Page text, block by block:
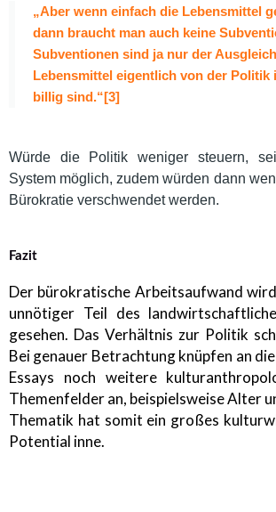
„Aber wenn einfach die Lebensmittel
dann braucht man auch keine
Subventionen sind ja nur der
Lebensmittel eigentlich von der Politik
billig sind.“[3]
Würde die Politik weniger steuern,
System möglich, zudem würden dann
Bürokratie verschwendet werden.
Fazit
Der bürokratische Arbeitsaufwand
unnötiger Teil des
gesehen. Das Verhältnis zur Politik
Bei genauer Betrachtung knüpfen an
Essays noch weitere
Themenfelder an, beispielsweise Alter
Thematik hat somit ein großes
Potential inne.